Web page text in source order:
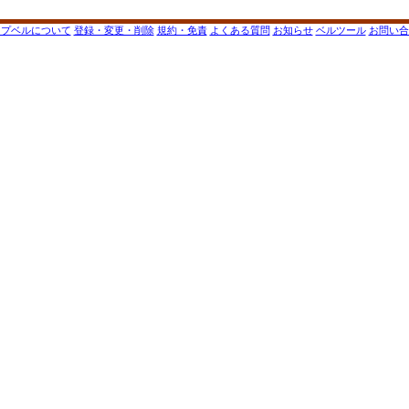
ベルについて 登録・変更・削除 規約・免責 よくある質問 お知らせ ベルツール お問い